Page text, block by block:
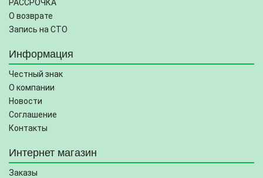
РАССРОЧКА
О возврате
Запись на СТО
Информация
Честный знак
О компании
Новости
Соглашение
Контакты
Интернет магазин
Заказы